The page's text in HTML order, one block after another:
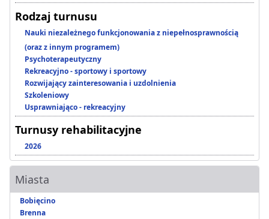
Rodzaj turnusu
Nauki niezależnego funkcjonowania z niepełnosprawnością
(oraz z innym programem)
Psychoterapeutyczny
Rekreacyjno - sportowy i sportowy
Rozwijający zainteresowania i uzdolnienia
Szkoleniowy
Usprawniająco - rekreacyjny
Turnusy rehabilitacyjne
2026
Miasta
Bobięcino
Brenna